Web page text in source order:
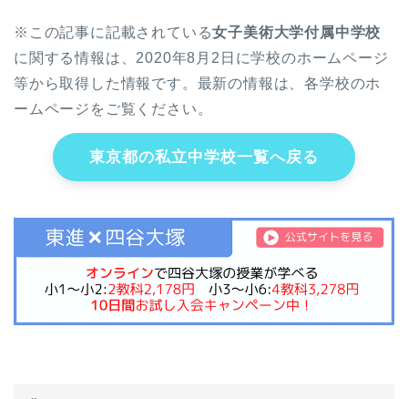
※この記事に記載されている女子美術大学付属中学校
に関する情報は、2020年8月2日に学校のホームページ
等から取得した情報です。最新の情報は、各学校のホ
ームページをご覧ください。
東京都の私立中学校一覧へ戻る